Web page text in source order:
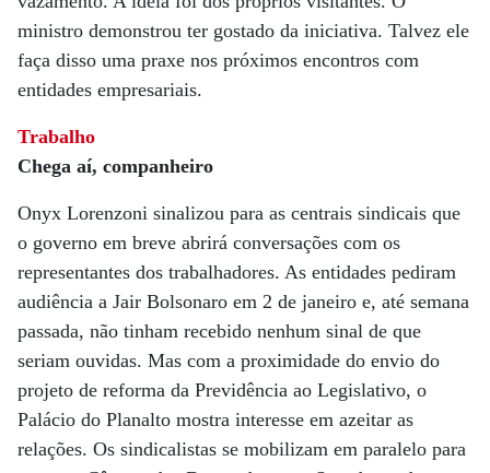
ministro demonstrou ter gostado da iniciativa. Talvez ele
faça disso uma praxe nos próximos encontros com
entidades empresariais.
Trabalho
Chega aí, companheiro
Onyx Lorenzoni sinalizou para as centrais sindicais que
o governo em breve abrirá conversações com os
representantes dos trabalhadores. As entidades pediram
audiência a Jair Bolsonaro em 2 de janeiro e, até semana
passada, não tinham recebido nenhum sinal de que
seriam ouvidas. Mas com a proximidade do envio do
projeto de reforma da Previdência ao Legislativo, o
Palácio do Planalto mostra interesse em azeitar as
relações. Os sindicalistas se mobilizam em paralelo para